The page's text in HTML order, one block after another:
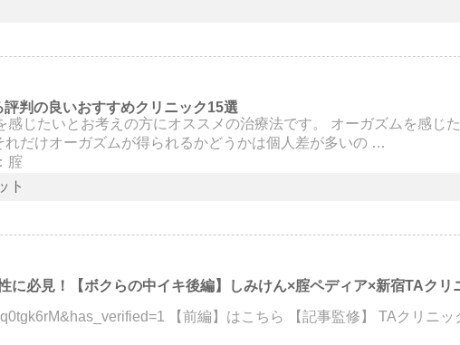
評判の良いおすすめクリニック15選
感じたいとお考えの方にオススメの治療法です。 オーガズムを感じ
だけオーガズムが得られるかどうかは個人差が多いの …
腟
ト
に必見！【ボクらの中イキ後編】しみけん×腟ペディア×新宿TAクリ
【前編】はこちら 【記事監修】 TAクリニ